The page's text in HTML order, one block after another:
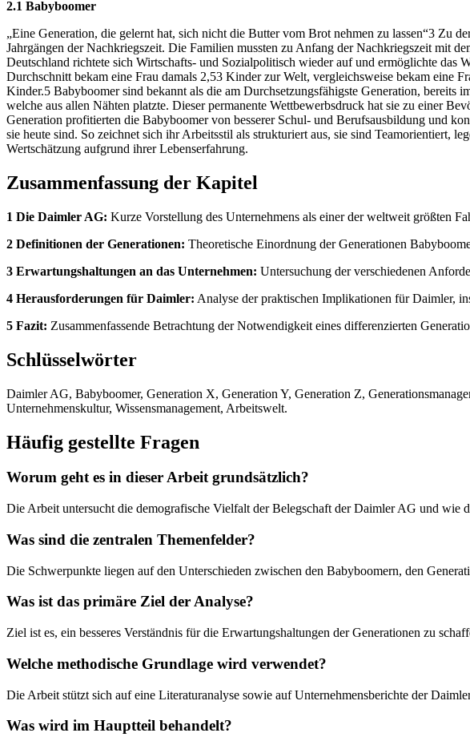
2.1 Babyboomer
„Eine Generation, die gelernt hat, sich nicht die Butter vom Brot nehmen zu lassen“3 Zu
Jahrgängen der Nachkriegszeit. Die Familien mussten zu Anfang der Nachkriegszeit mit
Deutschland richtete sich Wirtschafts- und Sozialpolitisch wieder auf und ermöglichte das
Durchschnitt bekam eine Frau damals 2,53 Kinder zur Welt, vergleichsweise bekam eine
Kinder.5 Babyboomer sind bekannt als die am Durchsetzungsfähigste Generation, bereits
welche aus allen Nähten platzte. Dieser permanente Wettbewerbsdruck hat sie zu einer
Generation profitierten die Babyboomer von besserer Schul- und Berufsausbildung und
sie heute sind. So zeichnet sich ihr Arbeitsstil als strukturiert aus, sie sind Teamorientiert,
Wertschätzung aufgrund ihrer Lebenserfahrung.
Zusammenfassung der Kapitel
1 Die Daimler AG: Kurze Vorstellung des Unternehmens als einer der weltweit größten
2 Definitionen der Generationen: Theoretische Einordnung der Generationen
3 Erwartungshaltungen an das Unternehmen: Untersuchung der verschiedenen
4 Herausforderungen für Daimler: Analyse der praktischen Implikationen für Daimler,
5 Fazit: Zusammenfassende Betrachtung der Notwendigkeit eines differenzierten
Schlüsselwörter
Daimler AG, Babyboomer, Generation X, Generation Y, Generation Z,
Unternehmenskultur, Wissensmanagement, Arbeitswelt.
Häufig gestellte Fragen
Worum geht es in dieser Arbeit grundsätzlich?
Die Arbeit untersucht die demografische Vielfalt der Belegschaft der Daimler AG und wie
Was sind die zentralen Themenfelder?
Die Schwerpunkte liegen auf den Unterschieden zwischen den Babyboomern, den
Was ist das primäre Ziel der Analyse?
Ziel ist es, ein besseres Verständnis für die Erwartungshaltungen der Generationen zu
Welche methodische Grundlage wird verwendet?
Die Arbeit stützt sich auf eine Literaturanalyse sowie auf Unternehmensberichte der
Was wird im Hauptteil behandelt?